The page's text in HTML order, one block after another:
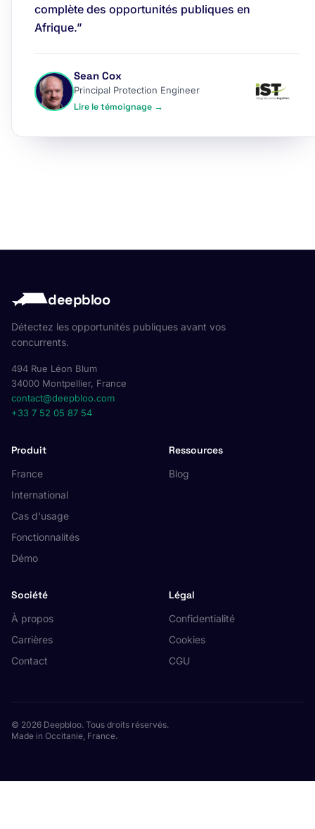
complète des opportunités publiques en
Afrique.”
Sean Cox
Principal Protection Engineer
Lire le témoignage →
deepbloo
Détectez les opportunités publiques avant vos
concurrents.
494 Rue Léon Blum
34000 Montpellier, France
contact@deepbloo.com
+33 7 52 05 87 54
Produit
France
International
Cas d'usage
Fonctionnalités
Démo
Ressources
Blog
Société
À propos
Carrières
Contact
Légal
Confidentialité
Cookies
CGU
© 2026 Deepbloo. Tous droits réservés.
Made in Occitanie, France.